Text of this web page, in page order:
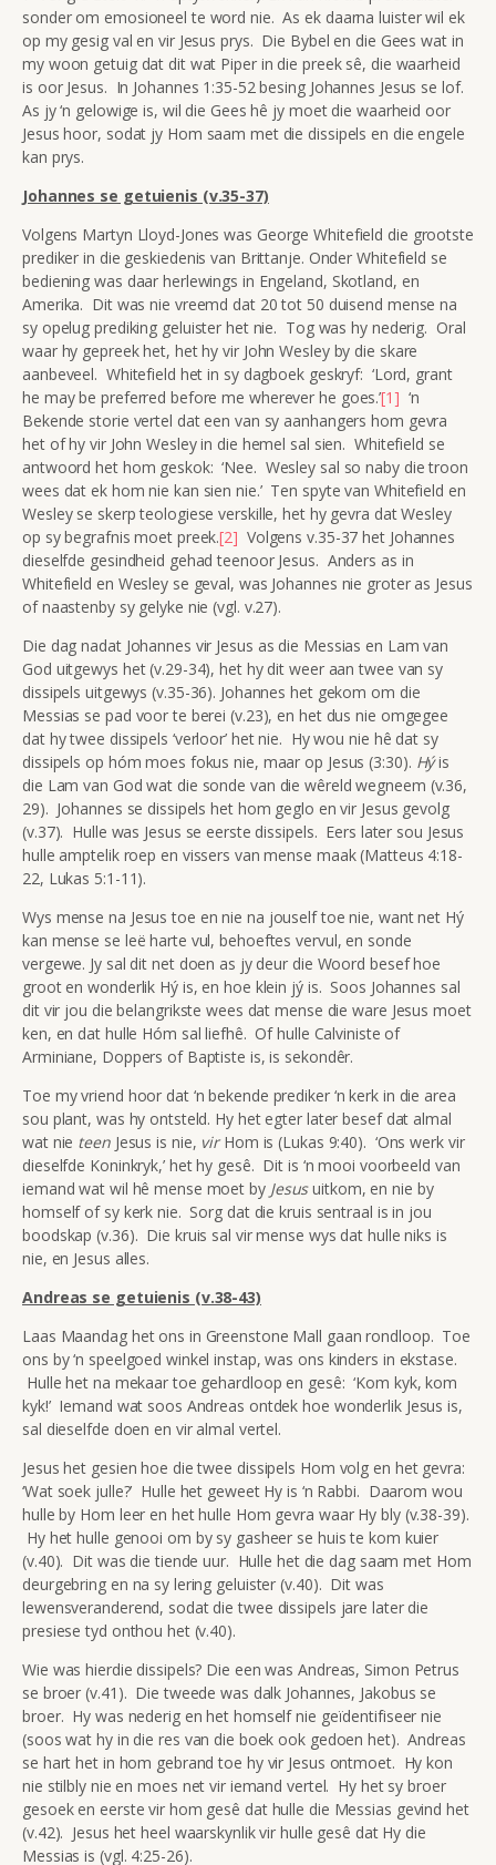
sonder om emosioneel te word nie. As ek daarna luister wil ek
op my gesig val en vir Jesus prys. Die Bybel en die Gees wat in
my woon getuig dat dit wat Piper in die preek sê, die waarheid
is oor Jesus. In Johannes 1:35-52 besing Johannes Jesus se lof.
As jy ‘n gelowige is, wil die Gees hê jy moet die waarheid oor
Jesus hoor, sodat jy Hom saam met die dissipels en die engele
kan prys.
Johannes se getuienis (v.35-37)
Volgens Martyn Lloyd-Jones was George Whitefield die grootste
prediker in die geskiedenis van Brittanje. Onder Whitefield se
bediening was daar herlewings in Engeland, Skotland, en
Amerika. Dit was nie vreemd dat 20 tot 50 duisend mense na
sy opelug prediking geluister het nie. Tog was hy nederig. Oral
waar hy gepreek het, het hy vir John Wesley by die skare
aanbeveel. Whitefield het in sy dagboek geskryf: ‘Lord, grant
he may be preferred before me wherever he goes.’[1] ‘n
Bekende storie vertel dat een van sy aanhangers hom gevra
het of hy vir John Wesley in die hemel sal sien. Whitefield se
antwoord het hom geskok: ‘Nee. Wesley sal so naby die troon
wees dat ek hom nie kan sien nie.’ Ten spyte van Whitefield en
Wesley se skerp teologiese verskille, het hy gevra dat Wesley
op sy begrafnis moet preek.[2] Volgens v.35-37 het Johannes
dieselfde gesindheid gehad teenoor Jesus. Anders as in
Whitefield en Wesley se geval, was Johannes nie groter as Jesus
of naastenby sy gelyke nie (vgl. v.27).
Die dag nadat Johannes vir Jesus as die Messias en Lam van
God uitgewys het (v.29-34), het hy dit weer aan twee van sy
dissipels uitgewys (v.35-36). Johannes het gekom om die
Messias se pad voor te berei (v.23), en het dus nie omgegee
dat hy twee dissipels ‘verloor’ het nie. Hy wou nie hê dat sy
dissipels op hóm moes fokus nie, maar op Jesus (3:30). Hýis
die Lam van God wat die sonde van die wêreld wegneem (v.36,
29). Johannes se dissipels het hom geglo en vir Jesus gevolg
(v.37). Hulle was Jesus se eerste dissipels. Eers later sou Jesus
hulle amptelik roep en vissers van mense maak (Matteus 4:18-
22, Lukas 5:1-11).
Wys mense na Jesus toe en nie na jouself toe nie, want net Hý
kan mense se leë harte vul, behoeftes vervul, en sonde
vergewe. Jy sal dit net doen as jy deur die Woord besef hoe
groot en wonderlik Hý is, en hoe klein jý is. Soos Johannes sal
dit vir jou die belangrikste wees dat mense die ware Jesus moet
ken, en dat hulle Hóm sal liefhê. Of hulle Calviniste of
Arminiane, Doppers of Baptiste is, is sekondêr.
Toe my vriend hoor dat ‘n bekende prediker ‘n kerk in die area
sou plant, was hy ontsteld. Hy het egter later besef dat almal
wat nie teenJesus is nie, virHom is (Lukas 9:40). ‘Ons werk vir
dieselfde Koninkryk,’ het hy gesê. Dit is ‘n mooi voorbeeld van
iemand wat wil hê mense moet by Jesusuitkom, en nie by
homself of sy kerk nie. Sorg dat die kruis sentraal is in jou
boodskap (v.36). Die kruis sal vir mense wys dat hulle niks is
nie, en Jesus alles.
Andreas se getuienis (v.38-43)
Laas Maandag het ons in Greenstone Mall gaan rondloop. Toe
ons by ‘n speelgoed winkel instap, was ons kinders in ekstase.
Hulle het na mekaar toe gehardloop en gesê: ‘Kom kyk, kom
kyk!’ Iemand wat soos Andreas ontdek hoe wonderlik Jesus is,
sal dieselfde doen en vir almal vertel.
Jesus het gesien hoe die twee dissipels Hom volg en het gevra:
‘Wat soek julle?’ Hulle het geweet Hy is ‘n Rabbi. Daarom wou
hulle by Hom leer en het hulle Hom gevra waar Hy bly (v.38-39).
Hy het hulle genooi om by sy gasheer se huis te kom kuier
(v.40). Dit was die tiende uur. Hulle het die dag saam met Hom
deurgebring en na sy lering geluister (v.40). Dit was
lewensveranderend, sodat die twee dissipels jare later die
presiese tyd onthou het (v.40).
Wie was hierdie dissipels? Die een was Andreas, Simon Petrus
se broer (v.41). Die tweede was dalk Johannes, Jakobus se
broer. Hy was nederig en het homself nie geïdentifiseer nie
(soos wat hy in die res van die boek ook gedoen het). Andreas
se hart het in hom gebrand toe hy vir Jesus ontmoet. Hy kon
nie stilbly nie en moes net vir iemand vertel. Hy het sy broer
gesoek en eerste vir hom gesê dat hulle die Messias gevind het
(v.42). Jesus het heel waarskynlik vir hulle gesê dat Hy die
Messias is (vgl. 4:25-26).